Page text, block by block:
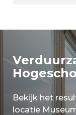
Bekijk het
locatie